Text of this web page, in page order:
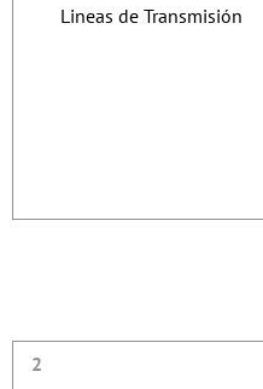
Lineas de Transmisión
2